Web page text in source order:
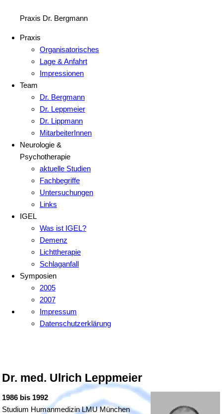
Praxis Dr. Bergmann
Praxis
Organisatorisches
Lage & Anfahrt
Impressionen
Team
Dr. Bergmann
Dr. Leppmeier
Dr. Lippmann
MitarbeiterInnen
Neurologie &
Psychotherapie
aktuelle Studien
Fachbegriffe
Untersuchungen
Links
IGEL
Was ist IGEL?
Demenz
Lichttherapie
Schlaganfall
Symposien
2005
2007
Impressum
Datenschutzerklärung
Dr. med. Ulrich Leppmeier
1986 bis 1992
Studium Humanmedizin LMU München